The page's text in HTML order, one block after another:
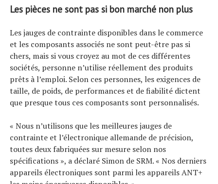
Les pièces ne sont pas si bon marché non plus
Les jauges de contrainte disponibles dans le commerce
et les composants associés ne sont peut-être pas si
chers, mais si vous croyez au mot de ces différentes
sociétés, personne n’utilise réellement des produits
prêts à l’emploi. Selon ces personnes, les exigences de
taille, de poids, de performances et de fiabilité dictent
que presque tous ces composants sont personnalisés.
« Nous n’utilisons que les meilleures jauges de
contrainte et l’électronique allemande de précision,
toutes deux fabriquées sur mesure selon nos
spécifications », a déclaré Simon de SRM. « Nos derniers
appareils électroniques sont parmi les appareils ANT+